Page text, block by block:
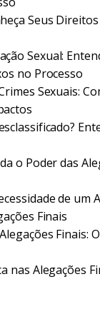
Seus
Sexual:
no Processo
Sexuais:
o Poder das
de um
Finais
Finais:
nas Alegações